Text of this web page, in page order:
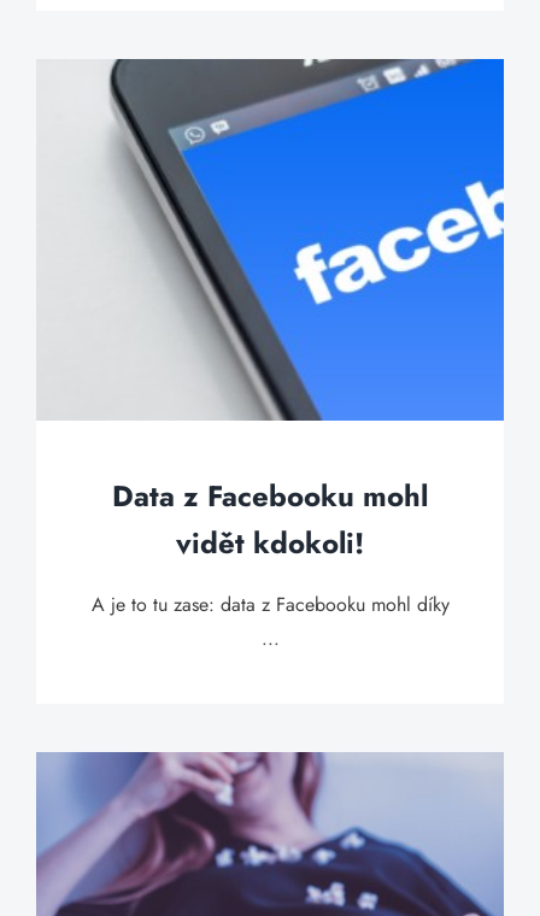
Data z Facebooku mohl
vidět kdokoli!
A je to tu zase: data z Facebooku mohl díky
...